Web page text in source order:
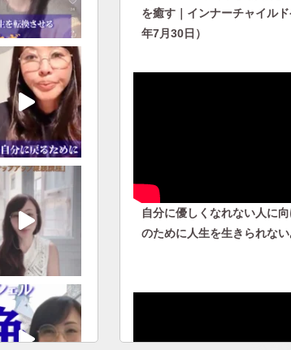
を癒す｜インナーチャイル
年7月30日）
自分に優しくなれない人に
のために人生を生きられな